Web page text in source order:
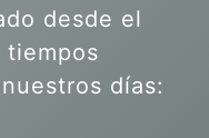
desde el
tiempos
días: